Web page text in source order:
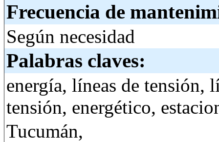
Frecuencia de
Según necesidad
Palabras claves:
energía, líneas de tensión,
tensión, energético,
Tucumán,